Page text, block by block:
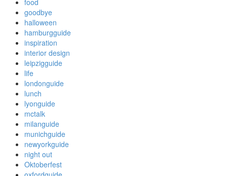
food
goodbye
halloween
hamburgguide
inspiration
interior design
leipzigguide
life
londonguide
lunch
lyonguide
mctalk
milanguide
munichguide
newyorkguide
night out
Oktoberfest